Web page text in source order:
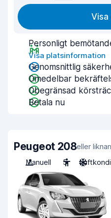
Visa
Personligt
Visa platsinformation
Genomsnittlig
Omedelbar
Obegränsad
Betala nu
Peugeot 208eller
Manuell
5